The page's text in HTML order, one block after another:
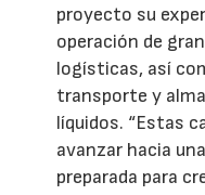
proyecto su
operación de
logísticas, así
transporte y
líquidos. “Estas
avanzar hacia
preparada para